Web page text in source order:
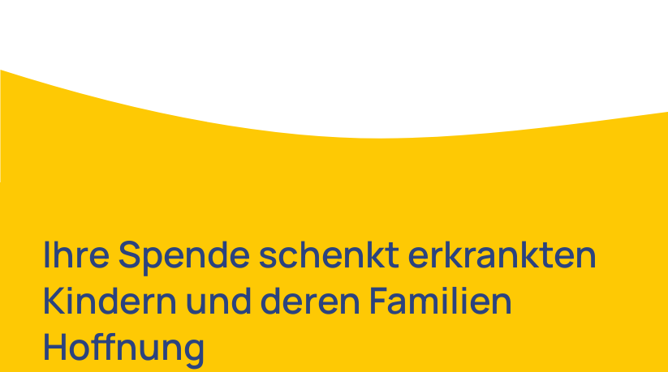
Ihre Spende schenkt erkrankten
Kindern und deren Familien
Hoffnung